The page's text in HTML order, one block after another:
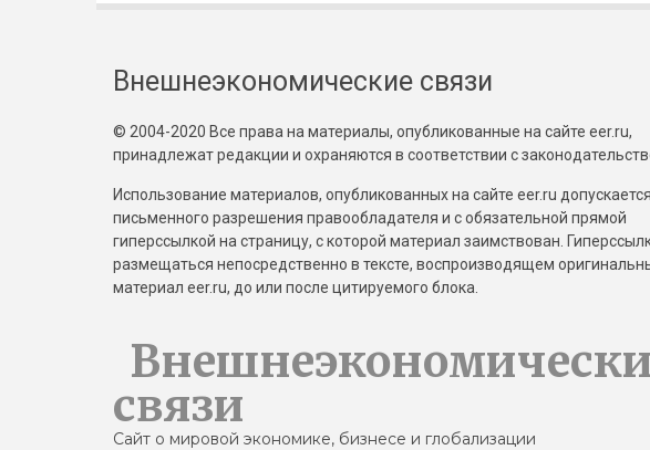
Внешнеэкономические связи
© 2004-2020 Все права на материалы, опубликованные на сайте eer.ru,
принадлежат редакции и охраняются в соответствии с
Использование материалов, опубликованных на сайте eer.ru
письменного разрешения правообладателя и с обязательной прямой
гиперссылкой на страницу, с которой материал заимствован.
размещаться непосредственно в тексте, воспроизводящем
материал eer.ru, до или после цитируемого блока.
связи
Сайт о мировой экономике, бизнесе и глобализации